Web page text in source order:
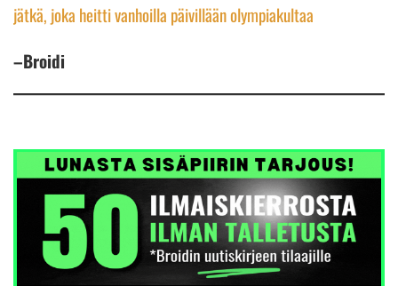
jätkä, joka heitti vanhoilla päivillään olympiakultaa
–Broidi